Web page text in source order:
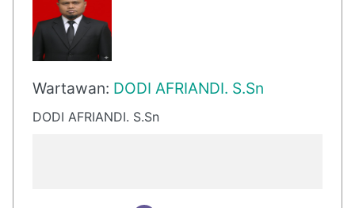
Wartawan: DODI AFRIANDI. S.Sn
DODI AFRIANDI. S.Sn